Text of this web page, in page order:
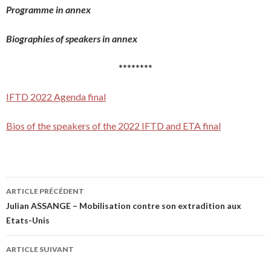
Programme in annex
Biographies of speakers in annex
********
IFTD 2022 Agenda final
Bios of the speakers of the 2022 IFTD and ETA final
Navigation de l’article
ARTICLE PRÉCÉDENT
Julian ASSANGE – Mobilisation contre son extradition aux
Etats-Unis
ARTICLE SUIVANT